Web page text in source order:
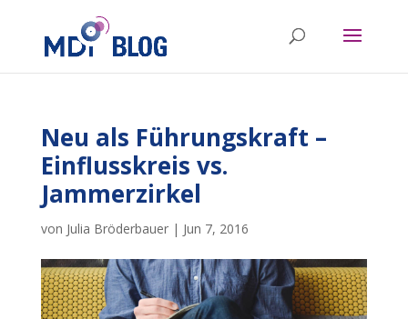
Neu als Führungskraft –
Einflusskreis vs.
Jammerzirkel
von Julia Bröderbauer| Jun 7, 2016